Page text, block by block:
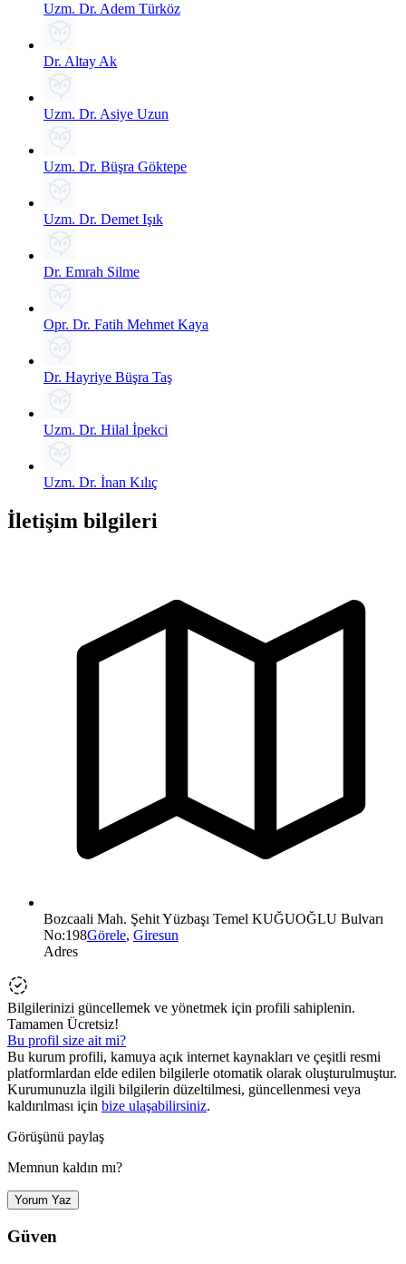
Uzm. Dr. Adem Türköz
Dr. Altay Ak
Uzm. Dr. Asiye Uzun
Uzm. Dr. Büşra Göktepe
Uzm. Dr. Demet Işık
Dr. Emrah Silme
Opr. Dr. Fatih Mehmet Kaya
Dr. Hayriye Büşra Taş
Uzm. Dr. Hilal İpekci
Uzm. Dr. İnan Kılıç
İletişim bilgileri
Bozcaali Mah. Şehit Yüzbaşı Temel KUĞUOĞLU Bulvarı
No:198Görele, Giresun
Adres
Bilgilerinizi güncellemek ve yönetmek için profili sahiplenin.
Tamamen Ücretsiz!
Bu profil size ait mi?
Bu kurum profili, kamuya açık internet kaynakları ve çeşitli resmi
platformlardan elde edilen bilgilerle otomatik olarak oluşturulmuştur.
Kurumunuzla ilgili bilgilerin düzeltilmesi, güncellenmesi veya
kaldırılması için bize ulaşabilirsiniz.
Görüşünü paylaş
Memnun kaldın mı?
Yorum Yaz
Güven